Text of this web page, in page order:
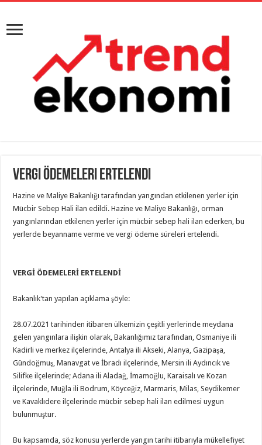
Vergi Ödemeleri Ertelendi
Hazine ve Maliye Bakanlığı tarafından yangından etkilenen yerler için
Mücbir Sebep Hali ilan edildi. Hazine ve Maliye Bakanlığı, orman
yangınlarından etkilenen yerler için mücbir sebep hali ilan ederken, bu
yerlerde beyanname verme ve vergi ödeme süreleri ertelendi.
VERGİ ÖDEMELERİ ERTELENDİ
Bakanlık'tan yapılan açıklama şöyle:
28.07.2021 tarihinden itibaren ülkemizin çeşitli yerlerinde meydana
gelen yangınlara ilişkin olarak, Bakanlığımız tarafından, Osmaniye ili
Kadirli ve merkez ilçelerinde, Antalya ili Akseki, Alanya, Gazipaşa,
Gündoğmuş, Manavgat ve İbradı ilçelerinde, Mersin ili Aydıncık ve
Silifke ilçelerinde; Adana ili Aladağ, İmamoğlu, Karaisalı ve Kozan
ilçelerinde, Muğla ili Bodrum, Köyceğiz, Marmaris, Milas, Seydikemer
ve Kavaklıdere ilçelerinde mücbir sebep hali ilan edilmesi uygun
bulunmuştur.
Bu kapsamda, söz konusu yerlerde yangın tarihi itibarıyla mükellefiyet